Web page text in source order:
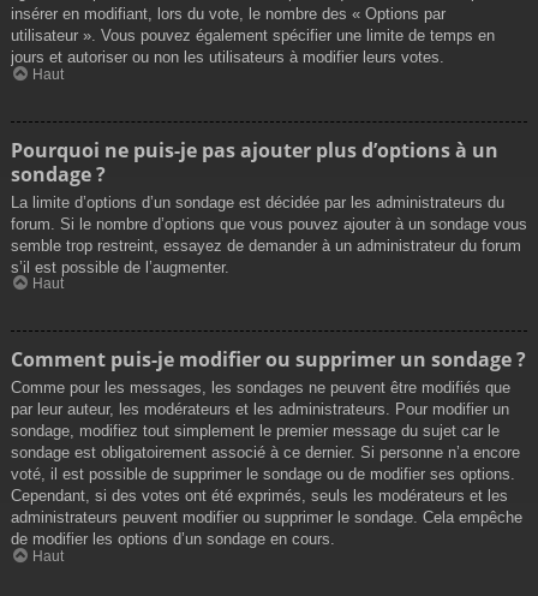
insérer en modifiant, lors du vote, le nombre des « Options par
utilisateur ». Vous pouvez également spécifier une limite de temps en
jours et autoriser ou non les utilisateurs à modifier leurs votes.
Haut
Pourquoi ne puis-je pas ajouter plus d’options à un
sondage ?
La limite d’options d’un sondage est décidée par les administrateurs du
forum. Si le nombre d’options que vous pouvez ajouter à un sondage vous
semble trop restreint, essayez de demander à un administrateur du forum
s’il est possible de l’augmenter.
Haut
Comment puis-je modifier ou supprimer un sondage ?
Comme pour les messages, les sondages ne peuvent être modifiés que
par leur auteur, les modérateurs et les administrateurs. Pour modifier un
sondage, modifiez tout simplement le premier message du sujet car le
sondage est obligatoirement associé à ce dernier. Si personne n’a encore
voté, il est possible de supprimer le sondage ou de modifier ses options.
Cependant, si des votes ont été exprimés, seuls les modérateurs et les
administrateurs peuvent modifier ou supprimer le sondage. Cela empêche
de modifier les options d’un sondage en cours.
Haut